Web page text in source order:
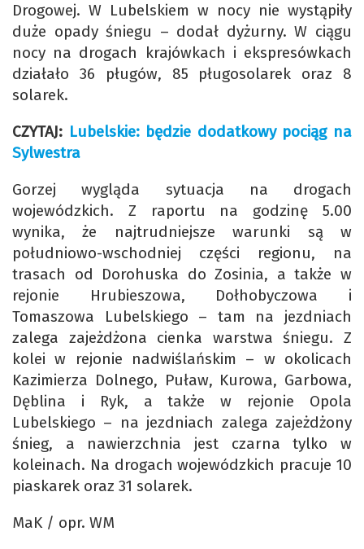
Drogowej. W Lubelskiem w nocy nie wystąpiły
duże opady śniegu – dodał dyżurny. W ciągu
nocy na drogach krajówkach i ekspresówkach
działało 36 pługów, 85 pługosolarek oraz 8
solarek.
CZYTAJ: Lubelskie: będzie dodatkowy pociąg na
Sylwestra
Gorzej wygląda sytuacja na drogach
wojewódzkich. Z raportu na godzinę 5.00
wynika, że najtrudniejsze warunki są w
południowo-wschodniej części regionu, na
trasach od Dorohuska do Zosinia, a także w
rejonie Hrubieszowa, Dołhobyczowa i
Tomaszowa Lubelskiego – tam na jezdniach
zalega zajeżdżona cienka warstwa śniegu. Z
kolei w rejonie nadwiślańskim – w okolicach
Kazimierza Dolnego, Puław, Kurowa, Garbowa,
Dęblina i Ryk, a także w rejonie Opola
Lubelskiego – na jezdniach zalega zajeżdżony
śnieg, a nawierzchnia jest czarna tylko w
koleinach. Na drogach wojewódzkich pracuje 10
piaskarek oraz 31 solarek.
MaK / opr. WM